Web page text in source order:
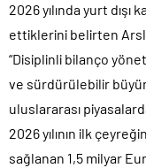
2026 yılında yurt
ettiklerini belirten
“Disiplinli bilanço
ve sürdürülebilir
uluslararası
2026 yılının ilk
sağlanan 1,5 milyar